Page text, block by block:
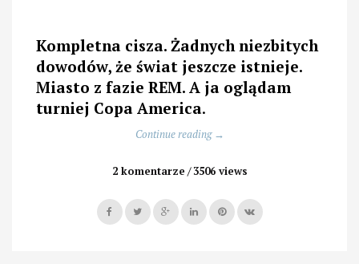
Kompletna cisza. Żadnych niezbitych
dowodów, że świat jeszcze istnieje.
Miasto z fazie REM. A ja oglądam
turniej Copa America.
Continue reading „Dziwne
przyjemności”
→
2 komentarze 3506 views